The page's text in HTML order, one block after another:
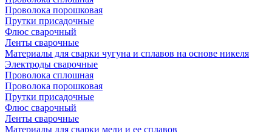
Проволока порошковая
Прутки присадочные
Флюс сварочный
Ленты сварочные
Материалы для сварки чугуна и сплавов на основе никеля
Электроды сварочные
Проволока сплошная
Проволока порошковая
Прутки присадочные
Флюс сварочный
Ленты сварочные
Материалы для сварки меди и ее сплавов